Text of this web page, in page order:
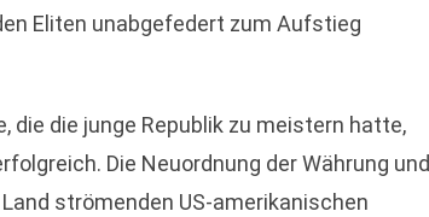
Eliten unabgefedert zum Aufstieg
die die junge Republik zu meistern hatte,
Die Neuordnung der Währung und
strömenden US-amerikanischen